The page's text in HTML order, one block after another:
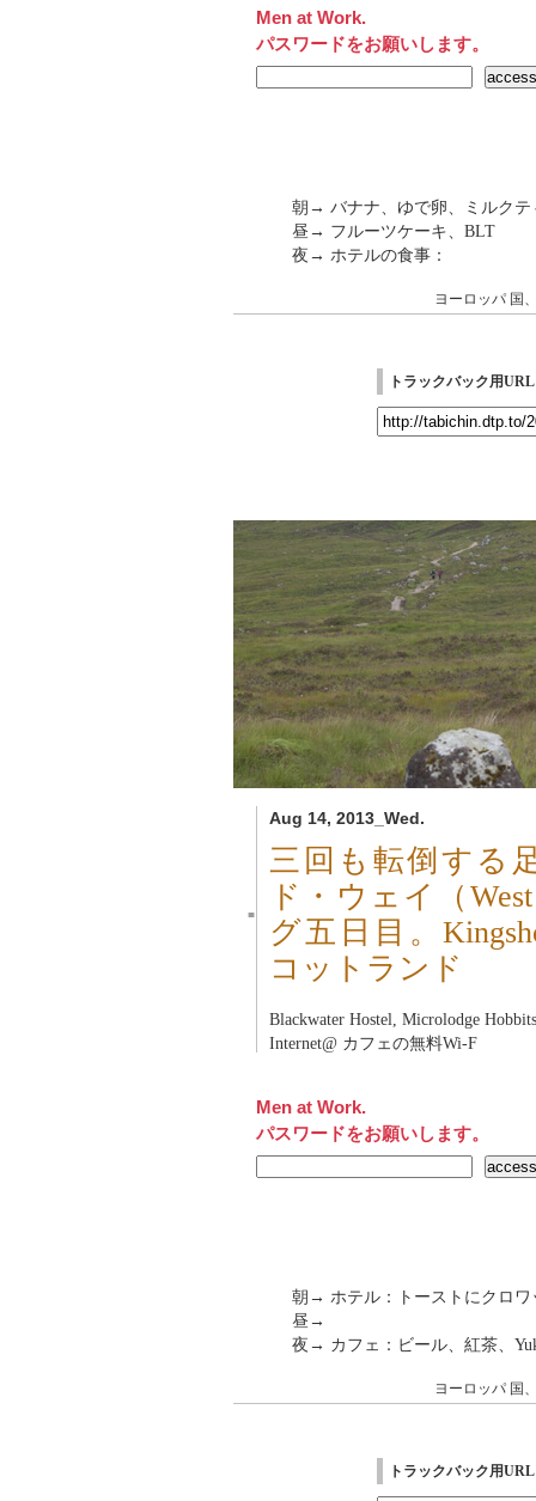
Men at Work.
パスワードをお願いします。
朝→ バナナ、ゆで卵、ミルクテ
昼→ フルーツケーキ、BLT
夜→ ホテルの食事：
ヨーロッパ 国
トラックバック用URL
Aug 14, 2013_Wed.
■
三回も転倒する
ド・ウェイ（
グ五日目。
コットランド
Blackwater Hostel, Microlodge
Internet@ カフェの無料Wi-F
Men at Work.
パスワードをお願いします。
朝→ ホテル：トーストにクロワ
昼→
夜→ カフェ：ビール、紅茶、
ヨーロッパ 国
トラックバック用URL